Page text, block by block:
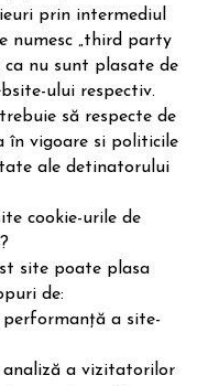
prin intermediul
numesc „third party
ca nu sunt plasate de
ului respectiv.
să respecte de
în vigoare si politicile
ale detinatorului
cookie-urile de
site poate plasa
de:
performanță a site-
analiză a vizitatorilor